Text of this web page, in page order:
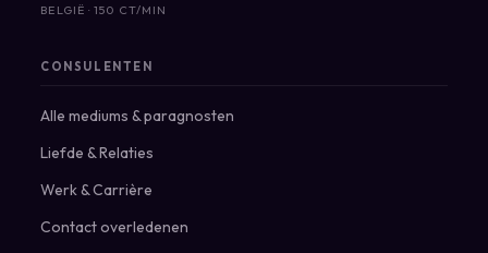
BELGIË · 150 CT/MIN
CONSULENTEN
Alle mediums & paragnosten
Liefde & Relaties
Werk & Carrière
Contact overledenen